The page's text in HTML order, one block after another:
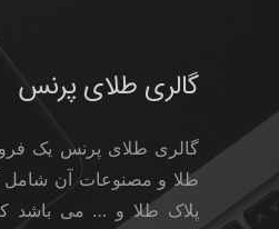
گالری طلای پرنس
گالری طلای پرنس یک
طلا و مصنوعات آن شامل
پلاک طلا و … می باشد